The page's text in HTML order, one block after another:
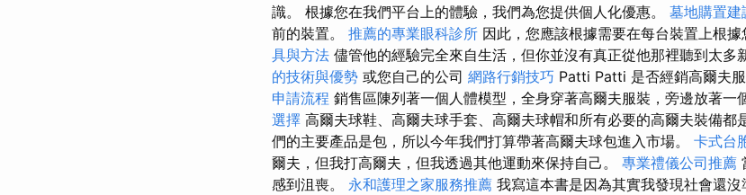
識。 根據您在我們平台上的體驗，我們為您提供個人化優惠。 墓地購置建
前的裝置。 推薦的專業眼科診所 因此，您應該根據需要在每台裝置上根據
具與方法 儘管他的經驗完全來自生活，但你並沒有真正從他那裡聽到太
的技術與優勢 或您自己的公司 網路行銷技巧 Patti Patti 是否經銷高爾夫
申請流程 銷售區陳列著一個人體模型，全身穿著高爾夫服裝，旁邊放著一
選擇 高爾夫球鞋、高爾夫球手套、高爾夫球帽和所有必要的高爾夫裝備都
們的主要產品是包，所以今年我們打算帶著高爾夫球包進入市場。 卡式台
爾夫，但我打高爾夫，但我透過其他運動來保持自己。 專業禮儀公司推薦
感到沮喪。 永和護理之家服務推薦 我寫這本書是因為其實我發現社會還